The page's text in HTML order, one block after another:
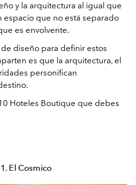
y la arquitectura al igual que
espacio que no está separado
es envolvente.
diseño para definir estos
es que la arquitectura, el
personifican
Hoteles Boutique que debes
1. El Cosmico